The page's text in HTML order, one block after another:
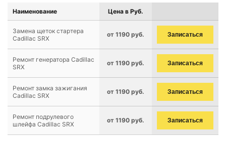
Наименование Цена в Руб.
Замена щеток стартера
Cadillac SRX
от 1190 руб. Записаться
Ремонт генератора Cadillac
SRX
от 1190 руб. Записаться
Ремонт замка зажигания
Cadillac SRX
от 1190 руб. Записаться
Ремонт подрулевого
шлейфа Cadillac SRX
от 1190 руб. Записаться